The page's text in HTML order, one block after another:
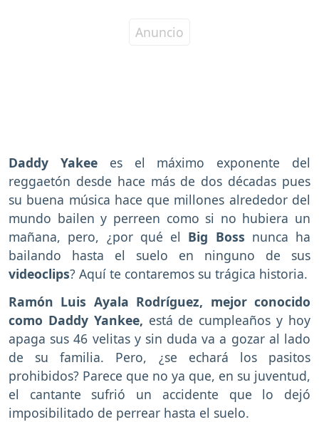
Daddy Yakeees el máximo exponente del
reggaetón desde hace más de dos décadas pues
su buena música hace que millones alrededor del
mundo bailen y perreen como si no hubiera un
mañana, pero, ¿por qué el Big Boss nunca ha
bailando hasta el suelo en ninguno de sus
videoclips? Aquí te contaremos su trágica historia.
Ramón Luis Ayala Rodríguez, mejor conocido
como Daddy Yankee, está de cumpleaños y hoy
apaga sus 46 velitas y sin duda va a gozar al lado
de su familia. Pero, ¿se echará los pasitos
prohibidos? Parece que no ya que, en su juventud,
el cantante sufrió un accidente que lo dejó
imposibilitado de perrear hasta el suelo.